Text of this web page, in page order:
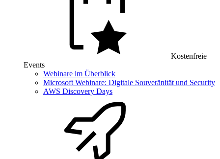
Kostenfreie
Events
Webinare im Überblick
Microsoft Webinare: Digitale Souveränität und Security
AWS Discovery Days